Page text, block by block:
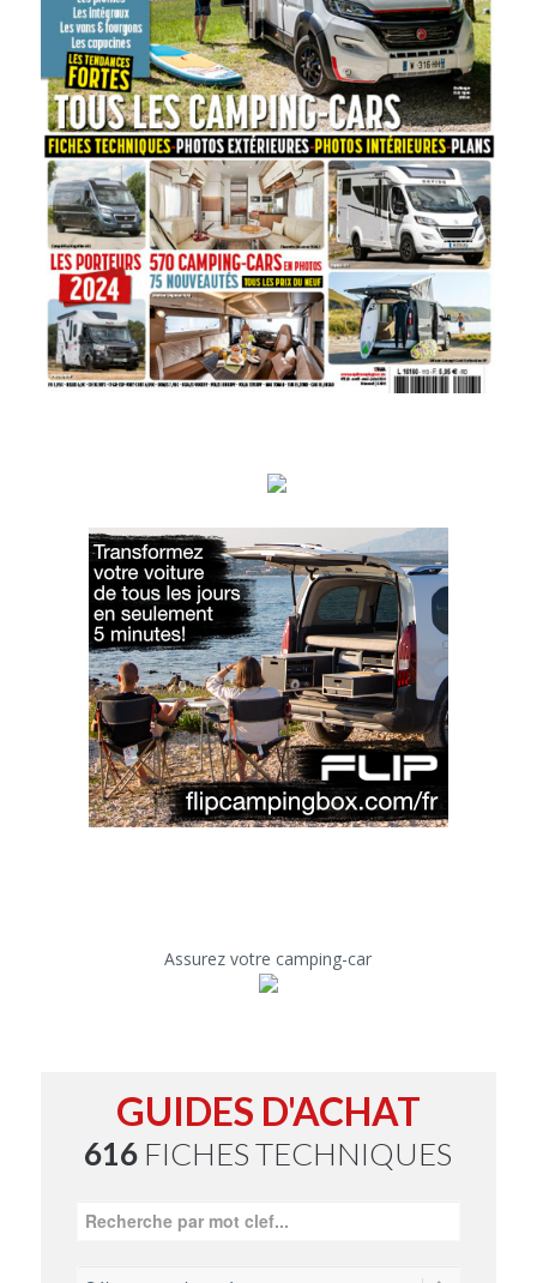
Assurez votre camping-car
GUIDES D'ACHAT
616 FICHES TECHNIQUES